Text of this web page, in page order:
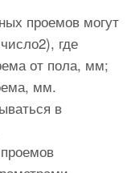
проемов могут
где
от пола, мм;
мм.
в